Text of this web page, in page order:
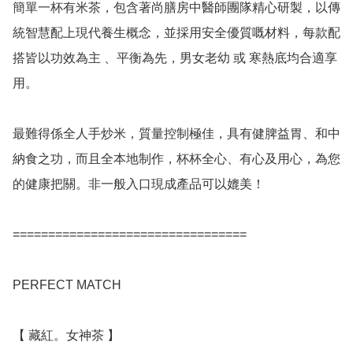
簡單一杯有米茶，包含著尚膳房中醫師團隊精心研製，以傳
統智慧配上現代養生概念，並採用安全優質嘅材料，每款配
搭皆以功效為主 、平衡為先，男女老幼 或 寒熱底均合適享
用。
最難得係全人手炒米，質量控制極佳，具有健脾益胃、和中
納食之功，而且全本地制作，杯杯全心、有心及用心，為您
的健康把關。非一般入口現成產品可以媲美！
=================================
PERFECT MATCH
【 藏紅。女神茶 】